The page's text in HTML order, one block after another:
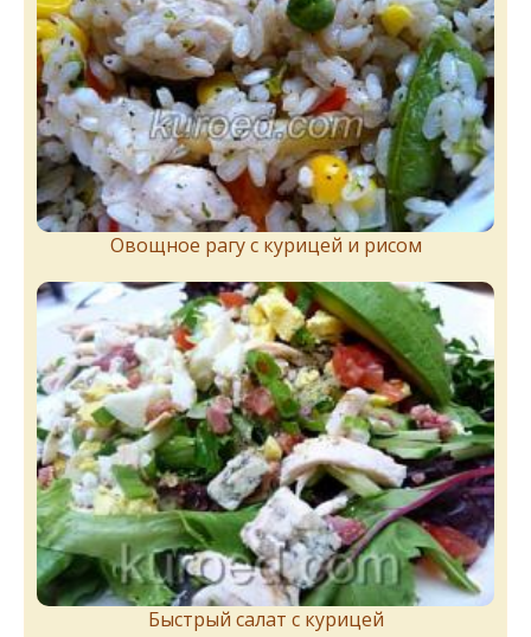
Овощное рагу с курицей и рисом
Быстрый салат с курицей